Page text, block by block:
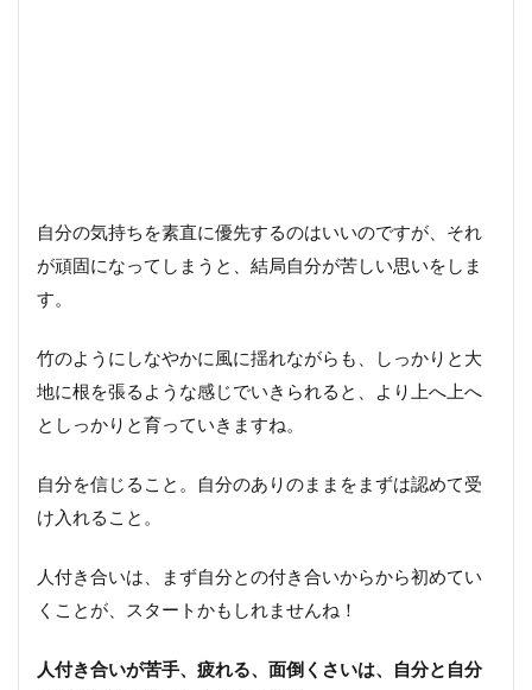
自分の気持ちを素直に優先するのはいいのですが、それ
が頑固になってしまうと、結局自分が苦しい思いをしま
す。
竹のようにしなやかに風に揺れながらも、しっかりと大
地に根を張るような感じでいきられると、より上へ上へ
としっかりと育っていきますね。
自分を信じること。自分のありのままをまずは認めて受
け入れること。
人付き合いは、まず自分との付き合いからから初めてい
くことが、スタートかもしれませんね！
人付き合いが苦手、疲れる、面倒くさいは、自分と自分